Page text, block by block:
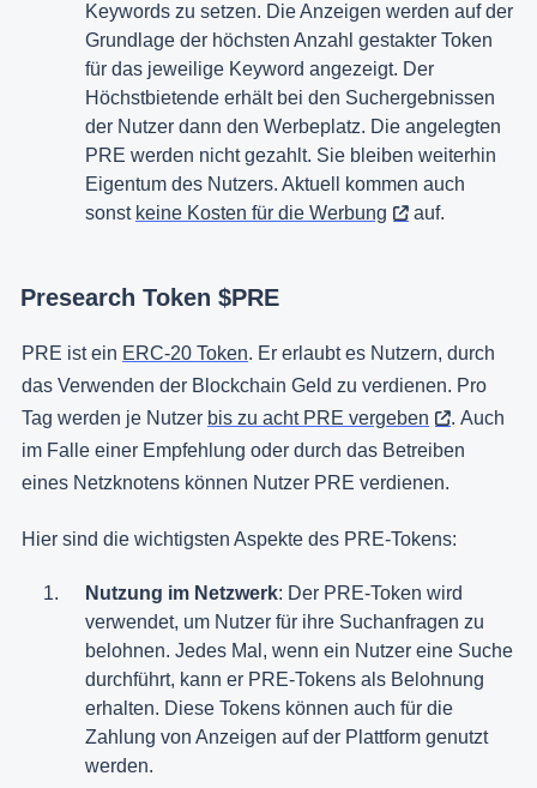
Keywords zu setzen. Die Anzeigen werden auf der
Grundlage der höchsten Anzahl gestakter Token
für das jeweilige Keyword angezeigt. Der
Höchstbietende erhält bei den Suchergebnissen
der Nutzer dann den Werbeplatz. Die angelegten
PRE werden nicht gezahlt. Sie bleiben weiterhin
Eigentum des Nutzers. Aktuell kommen auch
sonst keine Kosten für die Werbung auf.
Presearch Token $PRE
PRE ist ein ERC-20 Token. Er erlaubt es Nutzern, durch
das Verwenden der Blockchain Geld zu verdienen. Pro
Tag werden je Nutzer bis zu acht PRE vergeben
. Auch
im Falle einer Empfehlung oder durch das Betreiben
eines Netzknotens können Nutzer PRE verdienen.
Hier sind die wichtigsten Aspekte des PRE-Tokens:
Nutzung im Netzwerk: Der PRE-Token wird
verwendet, um Nutzer für ihre Suchanfragen zu
belohnen. Jedes Mal, wenn ein Nutzer eine Suche
durchführt, kann er PRE-Tokens als Belohnung
erhalten. Diese Tokens können auch für die
Zahlung von Anzeigen auf der Plattform genutzt
werden​.